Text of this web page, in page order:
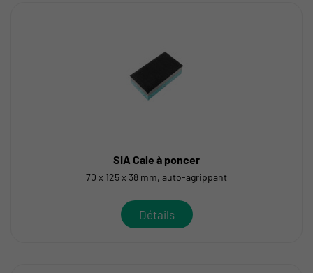
SIA Cale à poncer
70 x 125 x 38 mm, auto-agrippant
Détails